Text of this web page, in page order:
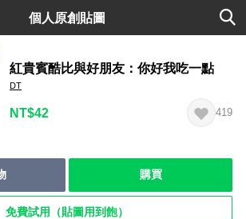
個人原創貼圖
紅貴賓酷比與好朋友：你好我吃一點
DT
NT$42 419
購買
免費試用（貼圖用到飽）